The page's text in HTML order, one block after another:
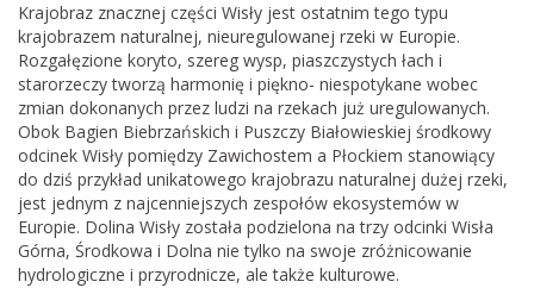
Krajobraz znacznej części Wisły jest ostatnim tego typu
krajobrazem naturalnej, nieuregulowanej rzeki w Europie.
Rozgałęzione koryto, szereg wysp, piaszczystych łach i
starorzeczy tworzą harmonię i piękno- niespotykane wobec
zmian dokonanych przez ludzi na rzekach już uregulowanych.
Obok Bagien Biebrzańskich i Puszczy Białowieskiej środkowy
odcinek Wisły pomiędzy Zawichostem a Płockiem stanowiący
do dziś przykład unikatowego krajobrazu naturalnej dużej rzeki,
jest jednym z najcenniejszych zespołów ekosystemów w
Europie. Dolina Wisły została podzielona na trzy odcinki Wisła
Górna, Środkowa i Dolna nie tylko na swoje zróżnicowanie
hydrologiczne i przyrodnicze, ale także kulturowe.